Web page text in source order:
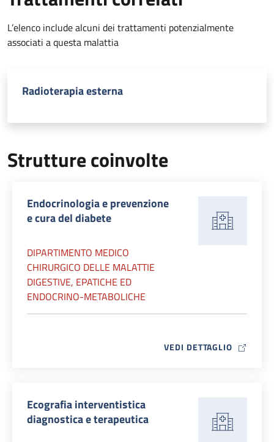
L’elenco include alcuni dei trattamenti potenzialmente
associati a questa malattia
Radioterapia esterna
Strutture coinvolte
Endocrinologia e prevenzione
e cura del diabete
DIPARTIMENTO MEDICO
CHIRURGICO DELLE MALATTIE
DIGESTIVE, EPATICHE ED
ENDOCRINO-METABOLICHE
VEDI DETTAGLIO MAP ICON
Ecografia interventistica
diagnostica e terapeutica